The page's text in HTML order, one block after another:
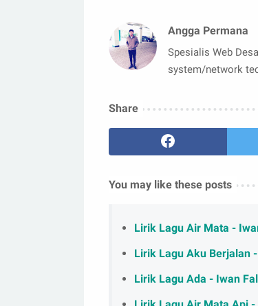
Angga Permana
Spesialis Web
system/network
Share
You may like these posts
Lirik Lagu Air Mata -
Lirik Lagu Aku Berjalan
Lirik Lagu Ada - Iwan